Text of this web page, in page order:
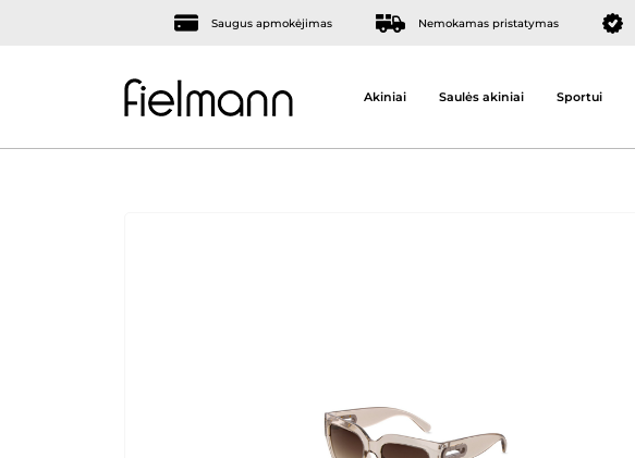
Saugus apmokėjimas Nemokamas pristatymas
Akiniai Saulės akiniai Sportui